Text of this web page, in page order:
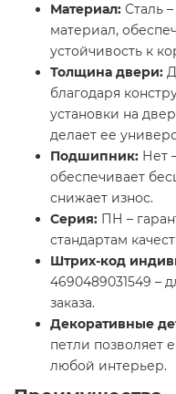
Материал: Сталь
материал,
устойчивость к
Толщина двери:
благодаря
установки на
делает ее
Подшипник: Нет
обеспечивает
снижает износ.
Серия: ПН –
стандартам
Штрих-код
4690489031549 –
заказа.
Декоративные
петли позволяет
любой интерьер.